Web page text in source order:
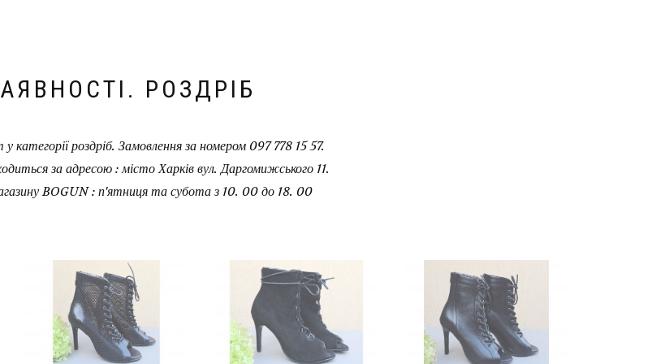
РОЗДРІБ
категорії роздріб. Замовлення за номером 097 778 15 57.
за адресою : місто Харків вул. Даргомижського 11.
BOGUN : п'ятниця та субота з 10. 00 до 18. 00